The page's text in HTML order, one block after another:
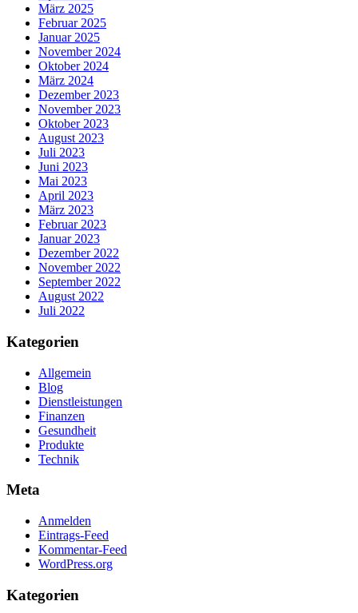
März 2025
Februar 2025
Januar 2025
November 2024
Oktober 2024
März 2024
Dezember 2023
November 2023
Oktober 2023
August 2023
Juli 2023
Juni 2023
Mai 2023
April 2023
März 2023
Februar 2023
Januar 2023
Dezember 2022
November 2022
September 2022
August 2022
Juli 2022
Kategorien
Allgemein
Blog
Dienstleistungen
Finanzen
Gesundheit
Produkte
Technik
Meta
Anmelden
Eintrags-Feed
Kommentar-Feed
WordPress.org
Kategorien